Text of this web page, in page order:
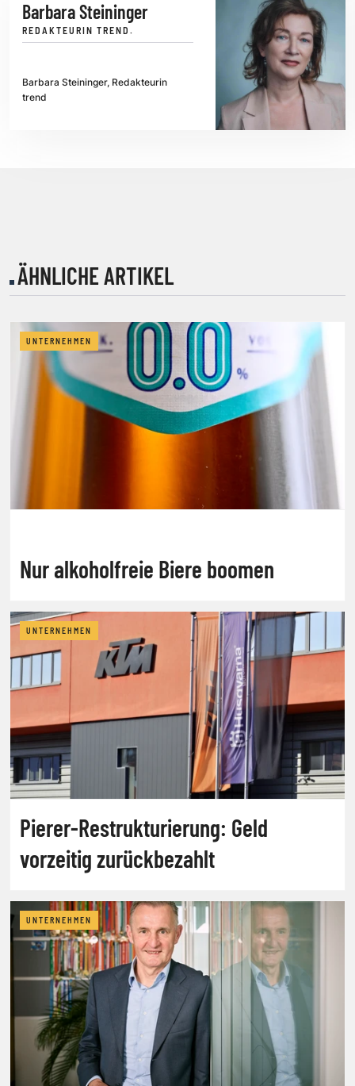
Barbara Steininger
REDAKTEURIN TREND.
Barbara Steininger, Redakteurin
trend
ÄHNLICHE ARTIKEL
UNTERNEHMEN
Nur alkoholfreie Biere boomen
UNTERNEHMEN
Pierer-Restrukturierung: Geld
vorzeitig zurückbezahlt
UNTERNEHMEN